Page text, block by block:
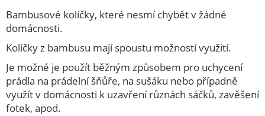
POTŘEBY PRO PEČENÍ
KUCHYŇSKÉ NÁČINÍ
NOŽÍŘSKÉ VÝROBKY
OSTATNÍ
TERMONÁDOBY
Bambusové kolíčky, které nesmí chybět v žádné
domácnosti.
Kolíčky z bambusu mají spoustu možností využití.
Je možné je použít běžným způsobem pro uchycení
prádla na prádelní šňůře, na sušáku nebo případně
využít v domácnosti k uzavření různách sáčků, zavěšení
fotek, apod.